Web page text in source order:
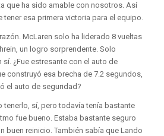
que ha sido amable con nosotros. Así
tener esa primera victoria para el equipo.
McLaren solo ha liderado 8 vueltas
un logro sorprendente. Solo
sí. ¿Fue estresante con el auto de
construyó esa brecha de 7.2 segundos,
el auto de seguridad?
tenerlo, sí, pero todavía tenía bastante
fue bueno. Estaba bastante seguro
buen reinicio. También sabía que Lando